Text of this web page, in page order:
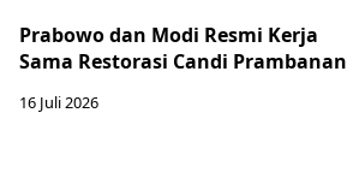
Prabowo dan Modi Resmi Kerja
Sama Restorasi Candi Prambanan
16 Juli 2026